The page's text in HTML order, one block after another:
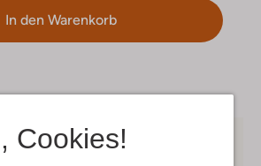
Cookies!
In den Warenkorb
ab € 75 für Club-Omoda